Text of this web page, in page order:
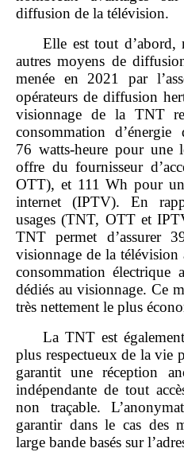
diffusion de la télévision.
Elle est tout d’abord,
autres moyens de
menée en 2021 par
opérateurs de diffusion
visionnage de la TNT
consommation
76 watts‑heure pour une
offre du fournisseur
OTT), et 111 Wh pour
internet (IPTV). En
usages (TNT, OTT et
TNT permet d’assurer
visionnage de la télévision
consommation électrique
dédiés au visionnage. Ce
très nettement le plus
La TNT est
plus respectueux de la vie
garantit une réception
indépendante de tout
non traçable.
garantir dans le cas des
large bande basés sur